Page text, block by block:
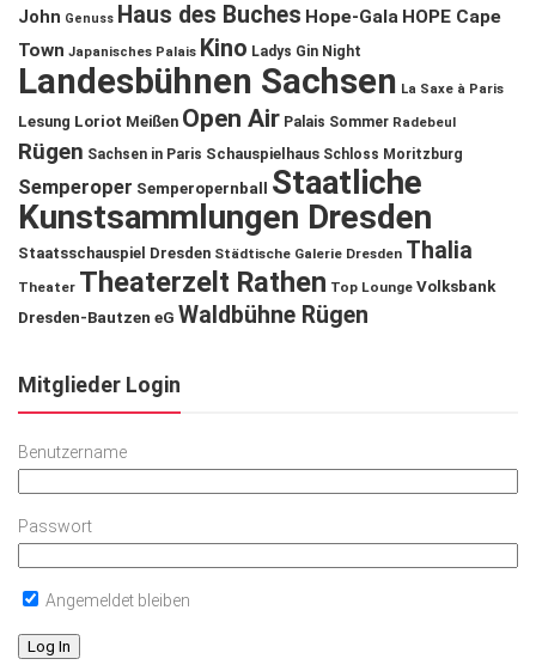
John Genuss Haus des Buches Hope-Gala HOPE Cape
Town Japanisches Palais Kino Ladys Gin Night
Landesbühnen Sachsen La Saxe à Paris
Lesung Loriot Meißen Open Air Palais Sommer Radebeul
Rügen Sachsen in Paris Schauspielhaus Schloss Moritzburg
Semperoper Semperopernball
Staatliche
Kunstsammlungen Dresden
Staatsschauspiel Dresden Städtische Galerie Dresden Thalia
Theater Theaterzelt Rathen Top Lounge Volksbank
Dresden-Bautzen eG Waldbühne Rügen
Mitglieder Login
Benutzername
Passwort
Angemeldet bleiben